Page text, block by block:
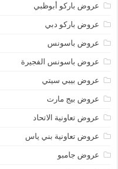
عروض باركو أبوظبي
عروض باركو دبي
عروض باسونس
عروض باسونس الفجيرة
عروض بيبي سيتي
عروض بيج مارت
عروض تعاونية الاتحاد
عروض تعاونية بني ياس
عروض جامبو